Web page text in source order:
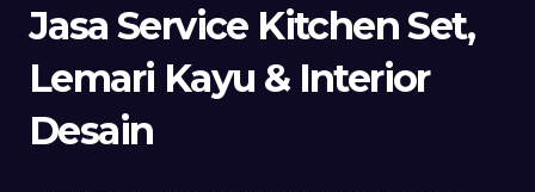
Jasa Service Kitchen Set,
Lemari Kayu & Interior
Desain